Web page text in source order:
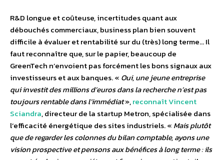
R&D longue et coûteuse, incertitudes quant aux
débouchés commerciaux, business plan bien souvent
difficile à évaluer et rentabilité sur du (très) long terme… Il
faut reconnaître que, sur le papier, beaucoup de
GreenTech n’envoient pas forcément les bons signaux aux
investisseurs et aux banques. « Oui, une jeune entreprise
qui investit des millions d’euros dans la recherche n’est pas
toujours rentable dans l’immédiat»,reconnaît Vincent
Sciandra, directeur de la startup Metron, spécialisée dans
l’efficacité énergétique des sites industriels. « Mais plutôt
que de regarder les colonnes du bilan comptable, ayons une
vision prospective et pensons aux bénéfices à long terme : ils